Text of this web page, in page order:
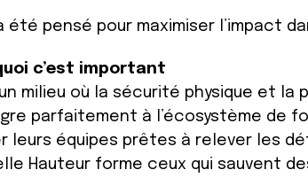
a été pensé pour maximiser l’impact
c’est important
un milieu où la sécurité physique et
parfaitement à l’écosystème de
leurs équipes prêtes à relever les
Hauteur forme ceux qui sauvent